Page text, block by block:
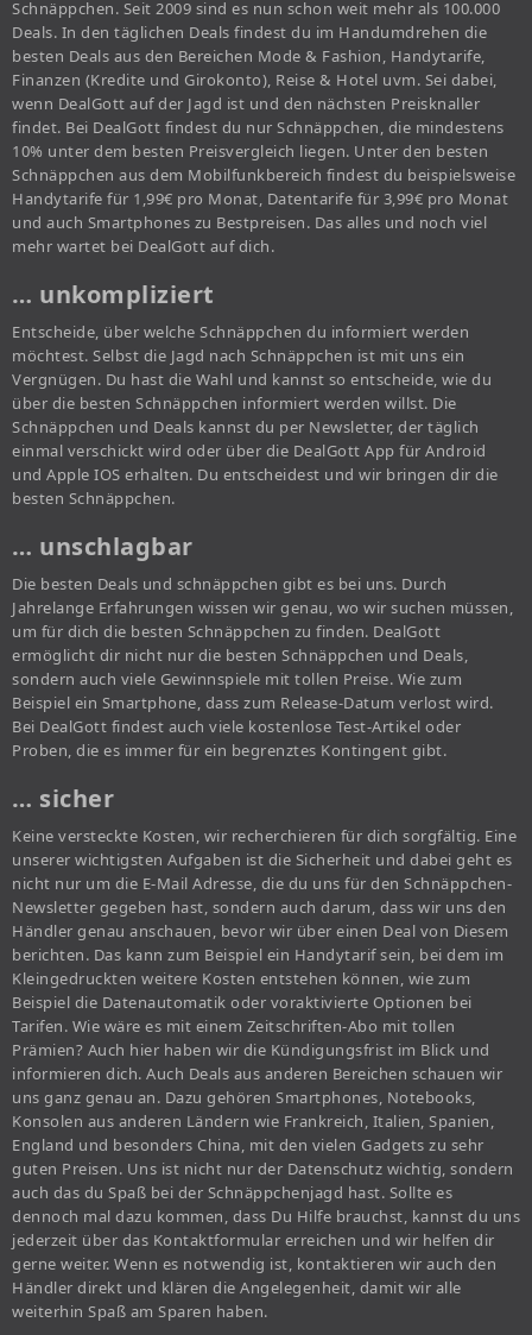
Schnäppchen. Seit 2009 sind es nun schon weit mehr als 100.000
Deals. In den täglichen Deals findest du im Handumdrehen die
besten Deals aus den Bereichen Mode & Fashion, Handytarife,
Finanzen (Kredite und Girokonto), Reise & Hotel uvm. Sei dabei,
wenn DealGott auf der Jagd ist und den nächsten Preisknaller
findet. Bei DealGott findest du nur Schnäppchen, die mindestens
10% unter dem besten Preisvergleich liegen. Unter den besten
Schnäppchen aus dem Mobilfunkbereich findest du beispielsweise
Handytarife für 1,99€ pro Monat, Datentarife für 3,99€ pro Monat
und auch Smartphones zu Bestpreisen. Das alles und noch viel
mehr wartet bei DealGott auf dich.
… unkompliziert
Entscheide, über welche Schnäppchen du informiert werden
möchtest. Selbst die Jagd nach Schnäppchen ist mit uns ein
Vergnügen. Du hast die Wahl und kannst so entscheide, wie du
über die besten Schnäppchen informiert werden willst. Die
Schnäppchen und Deals kannst du per Newsletter, der täglich
einmal verschickt wird oder über die DealGott App für Android
und Apple IOS erhalten. Du entscheidest und wir bringen dir die
besten Schnäppchen.
… unschlagbar
Die besten Deals und schnäppchen gibt es bei uns. Durch
Jahrelange Erfahrungen wissen wir genau, wo wir suchen müssen,
um für dich die besten Schnäppchen zu finden. DealGott
ermöglicht dir nicht nur die besten Schnäppchen und Deals,
sondern auch viele Gewinnspiele mit tollen Preise. Wie zum
Beispiel ein Smartphone, dass zum Release-Datum verlost wird.
Bei DealGott findest auch viele kostenlose Test-Artikel oder
Proben, die es immer für ein begrenztes Kontingent gibt.
… sicher
Keine versteckte Kosten, wir recherchieren für dich sorgfältig. Eine
unserer wichtigsten Aufgaben ist die Sicherheit und dabei geht es
nicht nur um die E-Mail Adresse, die du uns für den Schnäppchen-
Newsletter gegeben hast, sondern auch darum, dass wir uns den
Händler genau anschauen, bevor wir über einen Deal von Diesem
berichten. Das kann zum Beispiel ein Handytarif sein, bei dem im
Kleingedruckten weitere Kosten entstehen können, wie zum
Beispiel die Datenautomatik oder voraktivierte Optionen bei
Tarifen. Wie wäre es mit einem Zeitschriften-Abo mit tollen
Prämien? Auch hier haben wir die Kündigungsfrist im Blick und
informieren dich. Auch Deals aus anderen Bereichen schauen wir
uns ganz genau an. Dazu gehören Smartphones, Notebooks,
Konsolen aus anderen Ländern wie Frankreich, Italien, Spanien,
England und besonders China, mit den vielen Gadgets zu sehr
guten Preisen. Uns ist nicht nur der Datenschutz wichtig, sondern
auch das du Spaß bei der Schnäppchenjagd hast. Sollte es
dennoch mal dazu kommen, dass Du Hilfe brauchst, kannst du uns
jederzeit über das Kontaktformular erreichen und wir helfen dir
gerne weiter. Wenn es notwendig ist, kontaktieren wir auch den
Händler direkt und klären die Angelegenheit, damit wir alle
weiterhin Spaß am Sparen haben.